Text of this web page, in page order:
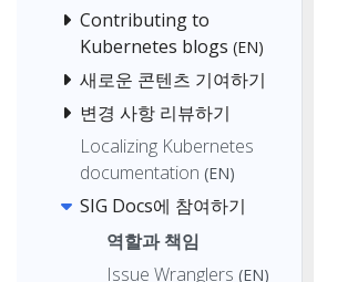
Contributing to
Kubernetes blogs (EN)
새로운 콘텐츠 기여하기
변경 사항 리뷰하기
Localizing Kubernetes
documentation (EN)
SIG Docs에 참여하기
역할과 책임
Issue Wranglers (EN)